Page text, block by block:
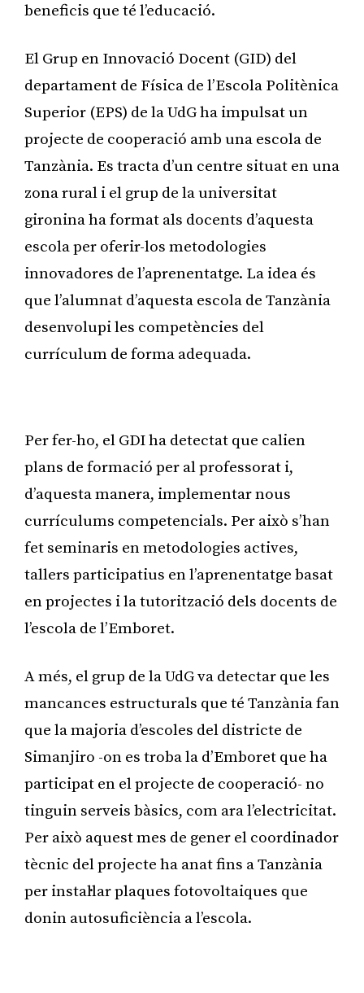
beneficis que té l’educació.
El Grup en Innovació Docent (GID) del
departament de Física de l’Escola Politènica
Superior (EPS) de la UdG ha impulsat un
projecte de cooperació amb una escola de
Tanzània. Es tracta d’un centre situat en una
zona rural i el grup de la universitat
gironina ha format als docents d’aquesta
escola per oferir-los metodologies
innovadores de l’aprenentatge. La idea és
que l’alumnat d’aquesta escola de Tanzània
desenvolupi les competències del
currículum de forma adequada.
Per fer-ho, el GDI ha detectat que calien
plans de formació per al professorat i,
d’aquesta manera, implementar nous
currículums competencials. Per això s’han
fet seminaris en metodologies actives,
tallers participatius en l’aprenentatge basat
en projectes i la tutorització dels docents de
l’escola de l’Emboret.
A més, el grup de la UdG va detectar que les
mancances estructurals que té Tanzània fan
que la majoria d’escoles del districte de
Simanjiro -on es troba la d’Emboret que ha
participat en el projecte de cooperació- no
tinguin serveis bàsics, com ara l’electricitat.
Per això aquest mes de gener el coordinador
tècnic del projecte ha anat fins a Tanzània
per instal·lar plaques fotovoltaiques que
donin autosuficiència a l’escola.